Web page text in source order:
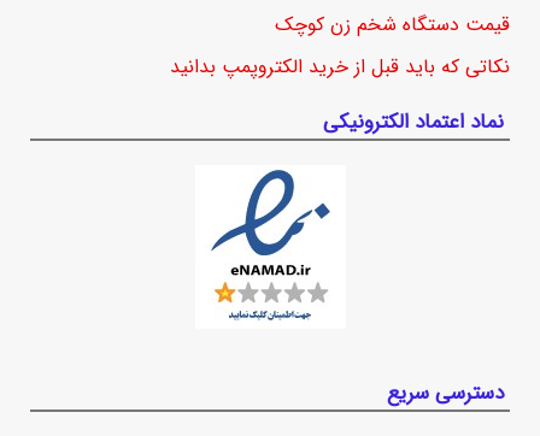
قیمت دستگاه شخم زن کوچک
نکاتی که باید قبل از خرید الکتروپمپ بدانید
نماد اعتماد الکترونیکی
دسترسی سریع